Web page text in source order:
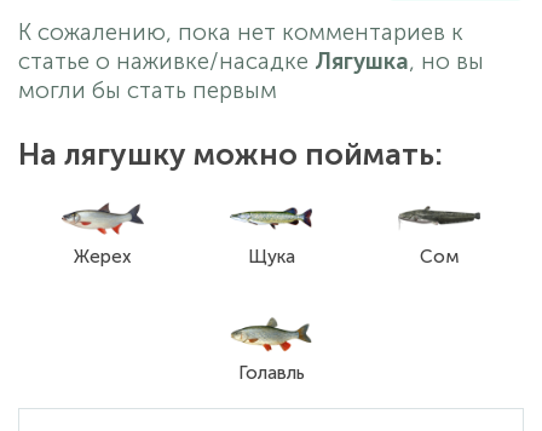
К сожалению, пока нет комментариев к
статье о наживке/насадке Лягушка, но вы
могли бы стать первым
На лягушку можно поймать:
Жерех Щука Сом
Голавль